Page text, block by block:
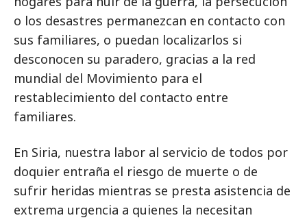
o los desastres permanezcan en contacto con
sus familiares, o puedan localizarlos si
desconocen su paradero, gracias a la red
mundial del Movimiento para el
restablecimiento del contacto entre
familiares.
En Siria, nuestra labor al servicio de todos por
doquier entraña el riesgo de muerte o de
sufrir heridas mientras se presta asistencia de
extrema urgencia a quienes la necesitan